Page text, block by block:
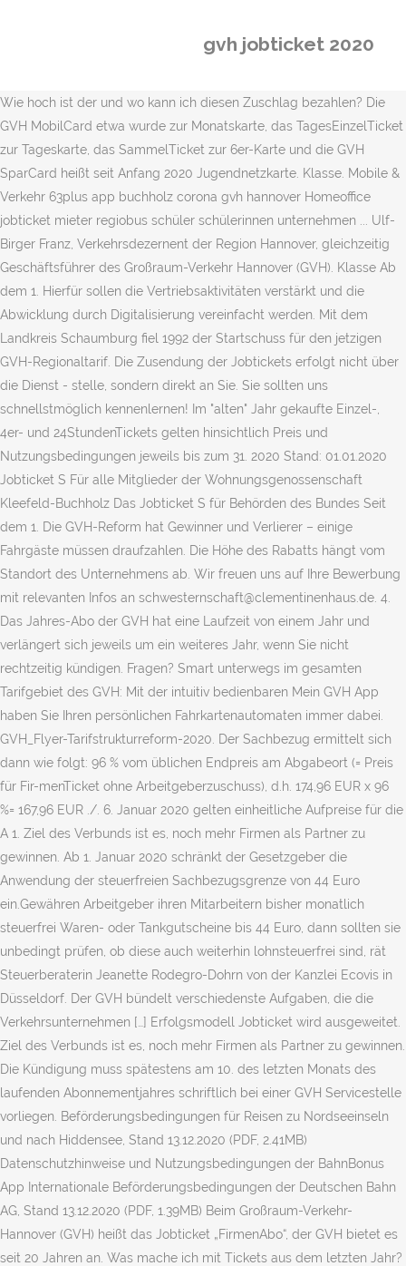
gvh jobticket 2020
Wie hoch ist der und wo kann ich diesen Zuschlag bezahlen? Die
GVH MobilCard etwa wurde zur Monatskarte, das TagesEinzelTicket
zur Tageskarte, das SammelTicket zur 6er-Karte und die GVH
SparCard heißt seit Anfang 2020 Jugendnetzkarte. Klasse. Mobile &
Verkehr 63plus app buchholz corona gvh hannover Homeoffice
jobticket mieter regiobus schüler schülerinnen unternehmen ... Ulf-
Birger Franz, Verkehrsdezernent der Region Hannover, gleichzeitig
Geschäftsführer des Großraum-Verkehr Hannover (GVH). Klasse Ab
dem 1. Hierfür sollen die Vertriebsaktivitäten verstärkt und die
Abwicklung durch Digitalisierung vereinfacht werden. Mit dem
Landkreis Schaumburg fiel 1992 der Startschuss für den jetzigen
GVH-Regionaltarif. Die Zusendung der Jobtickets erfolgt nicht über
die Dienst - stelle, sondern direkt an Sie. Sie sollten uns
schnellstmöglich kennenlernen! Im "alten" Jahr gekaufte Einzel-,
4er- und 24StundenTickets gelten hinsichtlich Preis und
Nutzungsbedingungen jeweils bis zum 31. 2020 Stand: 01.01.2020
Jobticket S Für alle Mitglieder der Wohnungsgenossenschaft
Kleefeld-Buchholz Das Jobticket S für Behörden des Bundes Seit
dem 1. Die GVH-Reform hat Gewinner und Verlierer – einige
Fahrgäste müssen draufzahlen. Die Höhe des Rabatts hängt vom
Standort des Unternehmens ab. Wir freuen uns auf Ihre Bewerbung
mit relevanten Infos an schwesternschaft@clementinenhaus.de. 4.
Das Jahres-Abo der GVH hat eine Laufzeit von einem Jahr und
verlängert sich jeweils um ein weiteres Jahr, wenn Sie nicht
rechtzeitig kündigen. Fragen? ‎Smart unterwegs im gesamten
Tarifgebiet des GVH: Mit der intuitiv bedienbaren Mein GVH App
haben Sie Ihren persönlichen Fahrkartenautomaten immer dabei.
GVH_Flyer-Tarifstrukturreform-2020. Der Sachbezug ermittelt sich
dann wie folgt: 96 % vom üblichen Endpreis am Abgabeort (= Preis
für Fir-menTicket ohne Arbeitgeberzuschuss), d.h. 174,96 EUR x 96
%= 167,96 EUR ./. 6. Januar 2020 gelten einheitliche Aufpreise für die
A 1. Ziel des Verbunds ist es, noch mehr Firmen als Partner zu
gewinnen. Ab 1. Januar 2020 schränkt der Gesetzgeber die
Anwendung der steuerfreien Sachbezugsgrenze von 44 Euro
ein.Gewähren Arbeitgeber ihren Mitarbeitern bisher monatlich
steuerfrei Waren- oder Tankgutscheine bis 44 Euro, dann sollten sie
unbedingt prüfen, ob diese auch weiterhin lohnsteuerfrei sind, rät
Steuerberaterin Jeanette Rodegro-Dohrn von der Kanzlei Ecovis in
Düsseldorf. Der GVH bündelt verschiedenste Aufgaben, die die
Verkehrsunternehmen […] Erfolgsmodell Jobticket wird ausgeweitet.
Ziel des Verbunds ist es, noch mehr Firmen als Partner zu gewinnen.
Die Kündigung muss spätestens am 10. des letzten Monats des
laufenden Abonnementjahres schriftlich bei einer GVH Servicestelle
vorliegen. Beförderungsbedingungen für Reisen zu Nordseeinseln
und nach Hiddensee, Stand 13.12.2020 (PDF, 2.41MB)
Datenschutzhinweise und Nutzungsbedingungen der BahnBonus
App Internationale Beförderungsbedingungen der Deutschen Bahn
AG, Stand 13.12.2020 (PDF, 1.39MB) Beim Großraum-Verkehr-
Hannover (GVH) heißt das Jobticket „FirmenAbo“, der GVH bietet es
seit 20 Jahren an. Was mache ich mit Tickets aus dem letzten Jahr?